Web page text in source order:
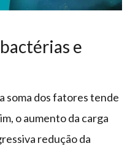
e
soma dos fatores tende
o aumento da carga
redução da